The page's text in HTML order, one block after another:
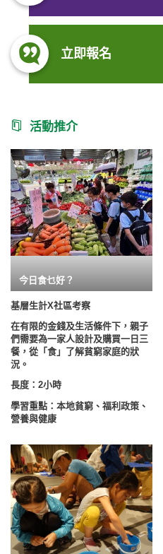
立即報名
活動推介
今日食乜好？
基層生計X社區考察
在有限的金錢及生活條件下， 親子
們需要為一家人設計及購買一日三
餐，從「食」了解貧窮家庭的狀
況。
長度：2小時
學習重點：本地貧窮、福利政策、
營養與健康